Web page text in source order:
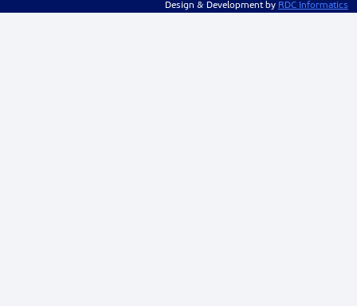
Design & Development by RDC Informatics